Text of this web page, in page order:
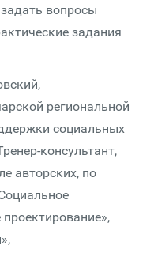
вопросы
задания
региональной
социальных
консультант,
авторских, по